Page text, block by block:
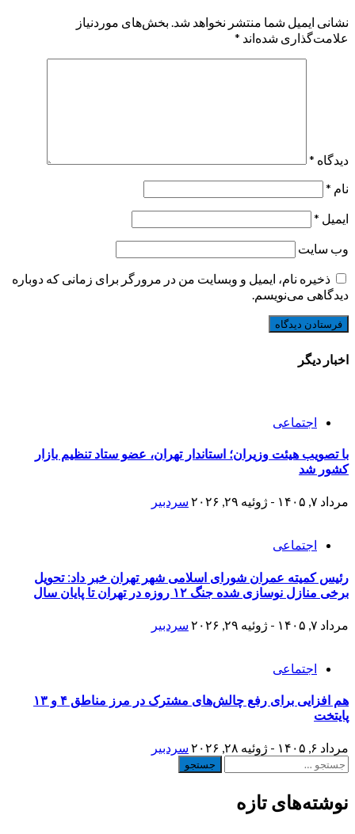
نشانی ایمیل شما منتشر نخواهد شد. بخش‌های موردنیاز
علامت‌گذاری شده‌اند *
دیدگاه *
نام *
ایمیل *
وب‌ سایت
ذخیره نام، ایمیل و وبسایت من در مرورگر برای زمانی که دوباره
دیدگاهی می‌نویسم.
اخبار دیگر
اجتماعی
با تصویب هیئت وزیران؛ استاندار تهران، عضو ستاد تنظیم بازار
کشور شد
مرداد ۷, ۱۴۰۵ - ژوئیه ۲۹, ۲۰۲۶ سردبیر
اجتماعی
رئیس کمیته عمران شورای اسلامی شهر تهران خبر داد: تحویل
برخی منازل نوسازی شده جنگ ۱۲ روزه در تهران تا پایان سال
مرداد ۷, ۱۴۰۵ - ژوئیه ۲۹, ۲۰۲۶ سردبیر
اجتماعی
هم افزایی برای رفع چالش‌های مشترک در مرز مناطق ۴ و ۱۳
پایتخت
مرداد ۶, ۱۴۰۵ - ژوئیه ۲۸, ۲۰۲۶
سردبیر
جستجو
نوشته‌های تازه